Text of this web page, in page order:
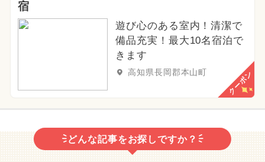
宿
遊び心のある室内！清潔で
備品充実！最大10名宿泊で
きます
高知県長岡郡本山町 クーポン
どんな記事をお探しですか？